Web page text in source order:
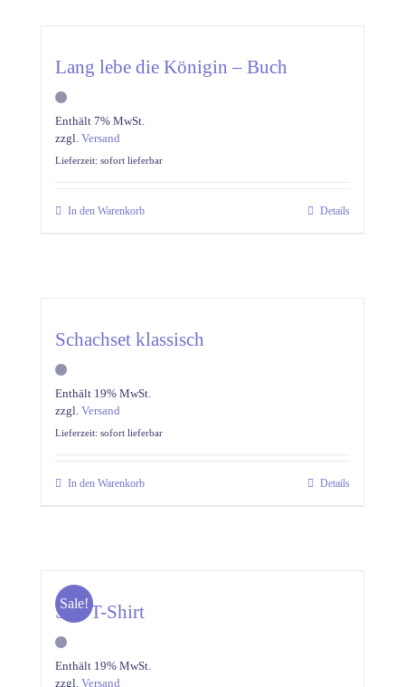
Lang lebe die Königin – Buch
Enthält 7% MwSt.
zzgl. Versand
Lieferzeit: sofort lieferbar
In den Warenkorb Details
Schachset klassisch
Enthält 19% MwSt.
zzgl. Versand
Lieferzeit: sofort lieferbar
In den Warenkorb Details
Sale!
SfK T-Shirt
Enthält 19% MwSt.
zzgl. Versand